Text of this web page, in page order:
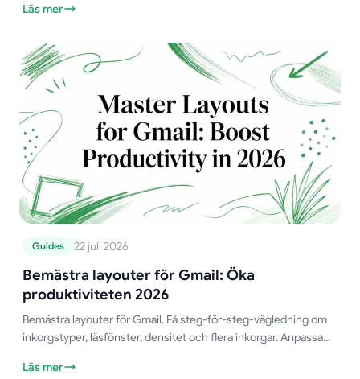
Läs mer
Guides 22 juli 2026
Bemästra layouter för Gmail: Öka
produktiviteten 2026
Bemästra layouter för Gmail. Få steg-för-steg-vägledning om
inkorgstyper, läsfönster, densitet och flera inkorgar. Anpassa
Läs mer